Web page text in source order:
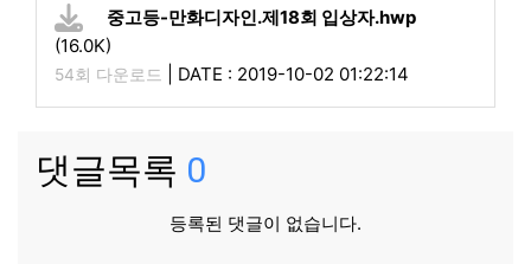
중고등-만화디자인.제18회 입상자.hwp
(16.0K)
54회 다운로드 DATE : 2019-10-02 01:22:14
댓글목록 0
등록된 댓글이 없습니다.